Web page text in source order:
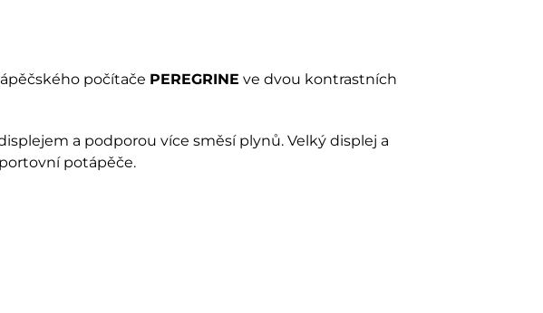
počítače PEREGRINE ve dvou kontrastních
a podporou více směsí plynů. Velký displej a
potápěče.